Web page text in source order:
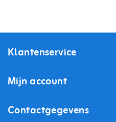
Klantenservice
Mijn account
Contactgegevens